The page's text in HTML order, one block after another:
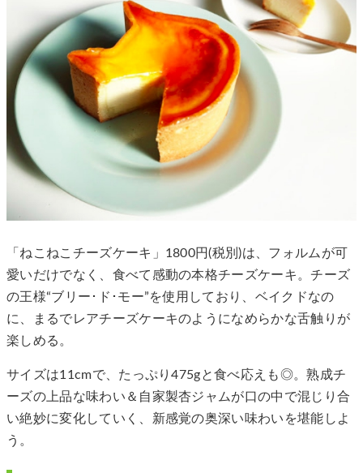
「ねこねこチーズケーキ」1800円(税別)は、フォルムが可
愛いだけでなく、食べて感動の本格チーズケーキ。チーズ
の王様“ブリー･ド･モー”を使用しており、ベイクドなの
に、まるでレアチーズケーキのようになめらかな舌触りが
楽しめる。
サイズは11cmで、たっぷり475gと食べ応えも◎。熟成チ
ーズの上品な味わい＆自家製杏ジャムが口の中で混じり合
い絶妙に変化していく、新感覚の奥深い味わいを堪能しよ
う。